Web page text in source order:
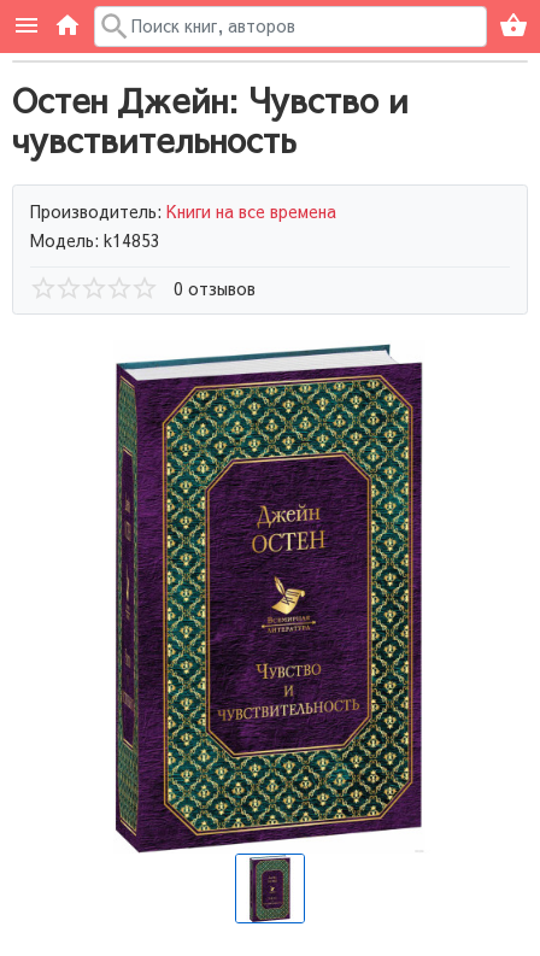
Остен Джейн: Чувство и
чувствительность
Производитель: Книги на все времена
Модель: k14853
0 отзывов